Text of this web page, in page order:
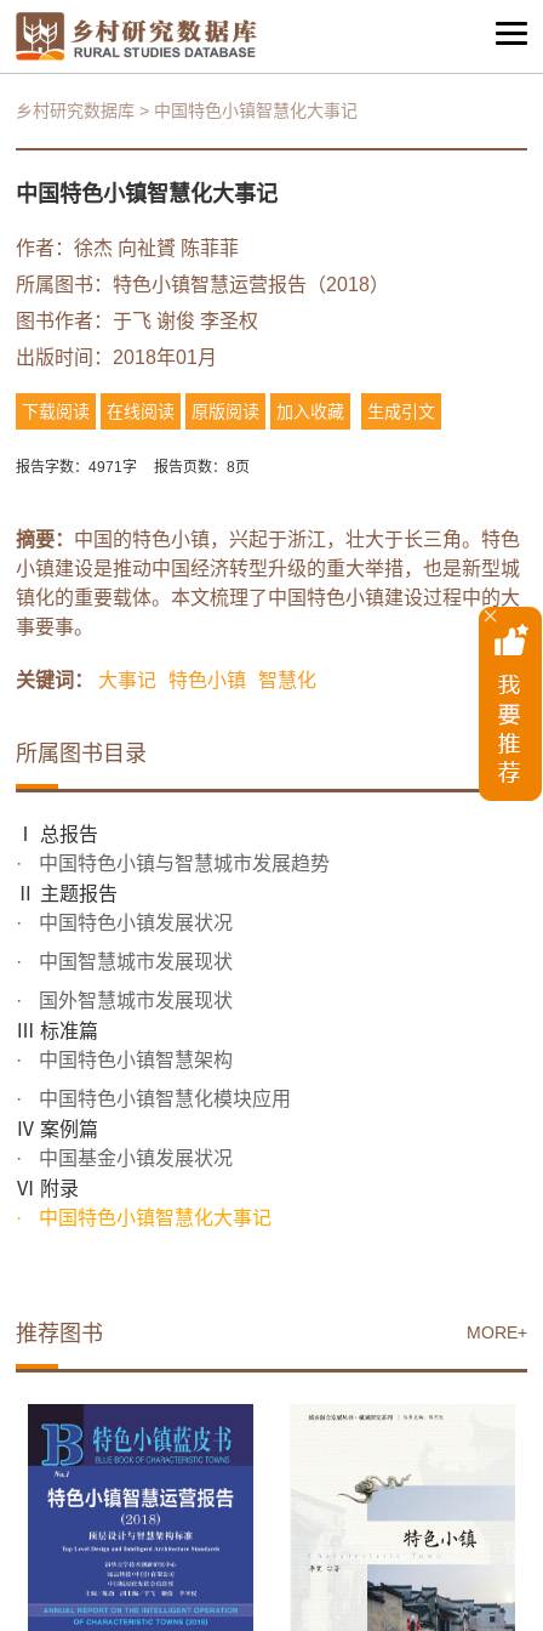
乡村研究数据库 > 中国特色小镇智慧化大事记
中国特色小镇智慧化大事记
作者：徐杰 向祉贇 陈菲菲
所属图书：特色小镇智慧运营报告（2018）
图书作者： 于飞 谢俊 李圣权
出版时间：2018年01月
下载阅读 在线阅读 原版阅读 加入收藏 生成引文
报告字数：4971字 报告页数：8页
摘要： 中国的特色小镇，兴起于浙江，壮大于长三角。特色
小镇建设是推动中国经济转型升级的重大举措，也是新型城
镇化的重要载体。本文梳理了中国特色小镇建设过程中的大
事要事。
关键词： 大事记 特色小镇 智慧化
所属图书目录
Ⅰ 总报告
中国特色小镇与智慧城市发展趋势
Ⅱ 主题报告
中国特色小镇发展状况
中国智慧城市发展现状
国外智慧城市发展现状
Ⅲ 标准篇
中国特色小镇智慧架构
中国特色小镇智慧化模块应用
Ⅳ 案例篇
中国基金小镇发展状况
Ⅵ 附录
中国特色小镇智慧化大事记
MORE+
推荐图书